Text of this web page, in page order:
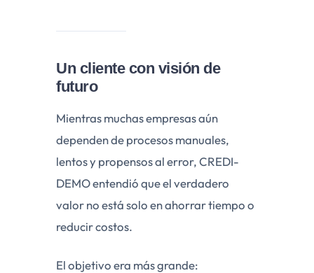
Un cliente con visión de
futuro
Mientras muchas empresas aún
dependen de procesos manuales,
lentos y propensos al error, CREDI-
DEMO entendió que el verdadero
valor no está solo en ahorrar tiempo o
reducir costos.
El objetivo era más grande: